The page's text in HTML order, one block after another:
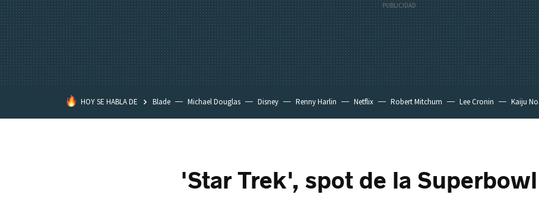
HOY SE HABLA DE Blade Michael Douglas Disney Renny Harlin Netflix Robert Mitchum Lee Cronin Kaiju
'Star Trek', spot de la Superbowl